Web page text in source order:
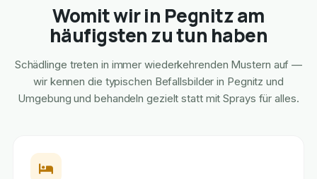
Womit wir in Pegnitz am
häufigsten zu tun haben
Schädlinge treten in immer wiederkehrenden Mustern auf —
wir kennen die typischen Befallsbilder in Pegnitz und
Umgebung und behandeln gezielt statt mit Sprays für alles.